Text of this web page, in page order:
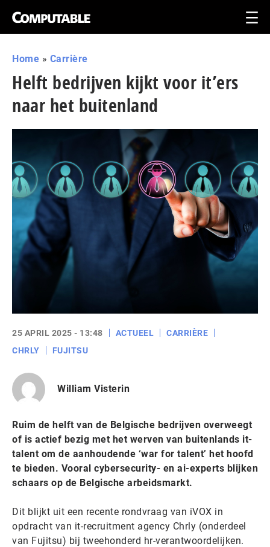
Home » Carrière
Helft bedrijven kijkt voor it’ers
naar het buitenland
25 APRIL 2025 - 13:48 ACTUEEL
CARRIÈRE
CHRLY
FUJITSU
William Visterin
Ruim de helft van de Belgische bedrijven overweegt
of is actief bezig met het werven van buitenlands it-
talent om de aanhoudende ‘war for talent’ het hoofd
te bieden. Vooral cybersecurity- en ai-experts blijken
schaars op de Belgische arbeidsmarkt.
Dit blijkt uit een recente rondvraag van iVOX in
opdracht van it-recruitment agency Chrly (onderdeel
van Fujitsu) bij tweehonderd hr-verantwoordelijken.